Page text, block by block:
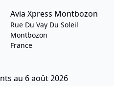
Avia Xpress Montbozon
Rue Du Vay Du Soleil
Montbozon
France
au 6 août 2026